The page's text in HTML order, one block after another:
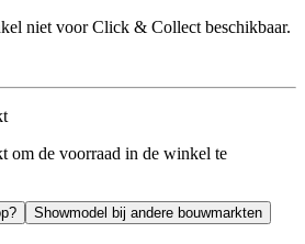
niet voor Click & Collect beschikbaar.
om de voorraad in de winkel te
Showmodel bij andere bouwmarkten